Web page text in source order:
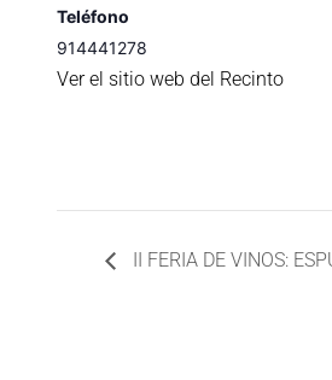
Teléfono
914441278
Ver el sitio web del Recinto
II FERIA DE VINOS: